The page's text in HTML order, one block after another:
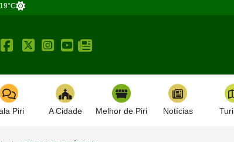
19°C
Piri A Cidade Melhor de Piri Notícias